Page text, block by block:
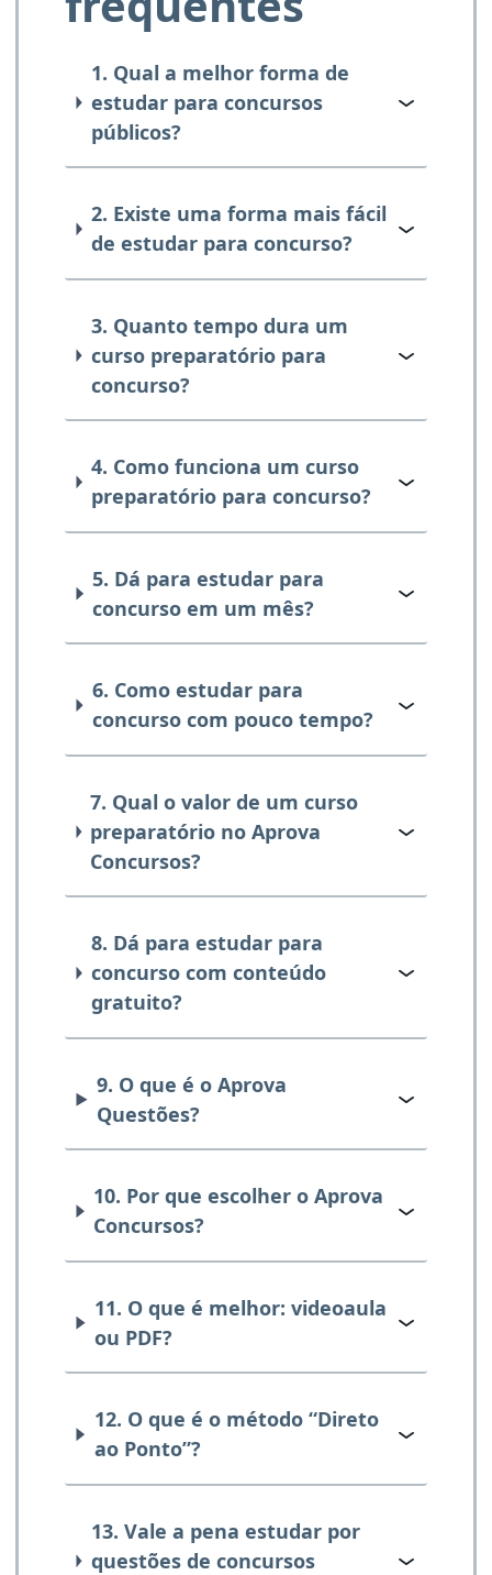
1. Qual a melhor forma de
estudar para concursos
públicos?
2. Existe uma forma mais fácil
de estudar para concurso?
3. Quanto tempo dura um
curso preparatório para
concurso?
4. Como funciona um curso
preparatório para concurso?
5. Dá para estudar para
concurso em um mês?
6. Como estudar para
concurso com pouco tempo?
7. Qual o valor de um curso
preparatório no Aprova
Concursos?
8. Dá para estudar para
concurso com conteúdo
gratuito?
9. O que é o Aprova
Questões?
10. Por que escolher o Aprova
Concursos?
11. O que é melhor: videoaula
ou PDF?
12. O que é o método “Direto
ao Ponto”?
13. Vale a pena estudar por
questões de concursos